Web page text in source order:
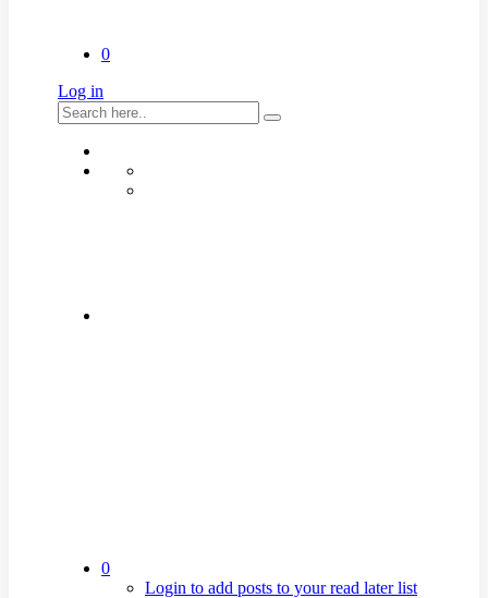
0
Log in
0
Login to add posts to your read later list